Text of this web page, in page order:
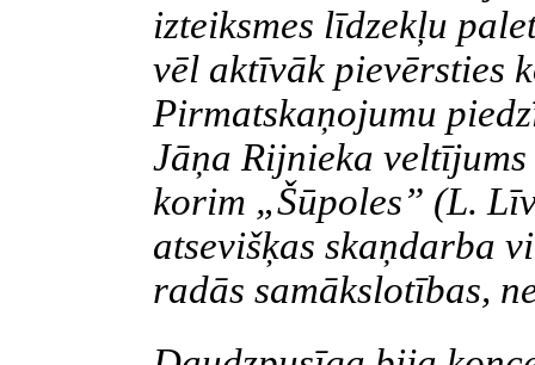
izteiksmes līdzekļu
vēl aktīvāk pievērsties
Pirmatskaņojumu
Jāņa Rijnieka
korim „Šūpoles” (L.
atsevišķas skaņdarba
radās samākslotības,